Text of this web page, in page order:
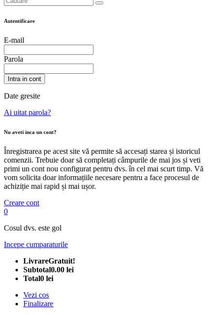
Autentificare
E-mail
Parola
Intra in cont
Date gresite
Ai uitat parola?
Nu aveti inca un cont?
Înregistrarea pe acest site vă permite să accesați starea și istoricul
comenzii. Trebuie doar să completați câmpurile de mai jos și veti
primi un cont nou configurat pentru dvs. în cel mai scurt timp. Vă
vom solicita doar informațiile necesare pentru a face procesul de
achiziție mai rapid și mai ușor.
Creare cont
0
Cosul dvs. este gol
Incepe cumparaturile
LivrareGratuit!
Subtotal0.00 lei
Total0 lei
Vezi cos
Finalizare